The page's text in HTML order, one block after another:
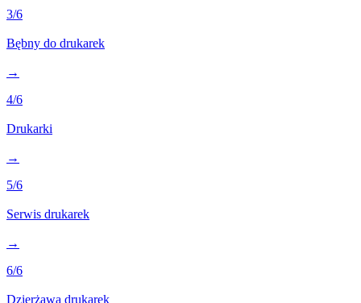
3/6
Bębny do drukarek
→
4/6
Drukarki
→
5/6
Serwis drukarek
→
6/6
Dzierżawa drukarek